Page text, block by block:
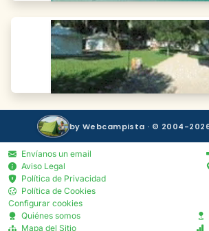
by Webcampista · © 2004-
Envíanos un email
Aviso Legal
Política de Privacidad
Política de Cookies
Configurar cookies
Quiénes somos
Mapa del Sitio